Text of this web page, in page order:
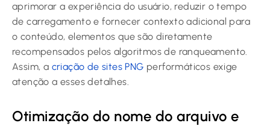
aprimorar a experiência do usuário, reduzir o tempo
de carregamento e fornecer contexto adicional para
o conteúdo, elementos que são diretamente
recompensados pelos algoritmos de ranqueamento.
Assim, a criação de sites PNG performáticos exige
atenção a esses detalhes.
Otimização do nome do arquivo e